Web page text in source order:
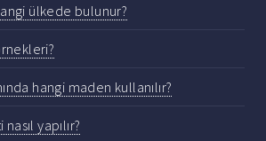
ülkede bulunur?
hangi maden kullanılır?
yapılır?